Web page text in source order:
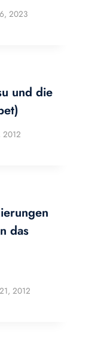
2023
und die
2012
das
2012